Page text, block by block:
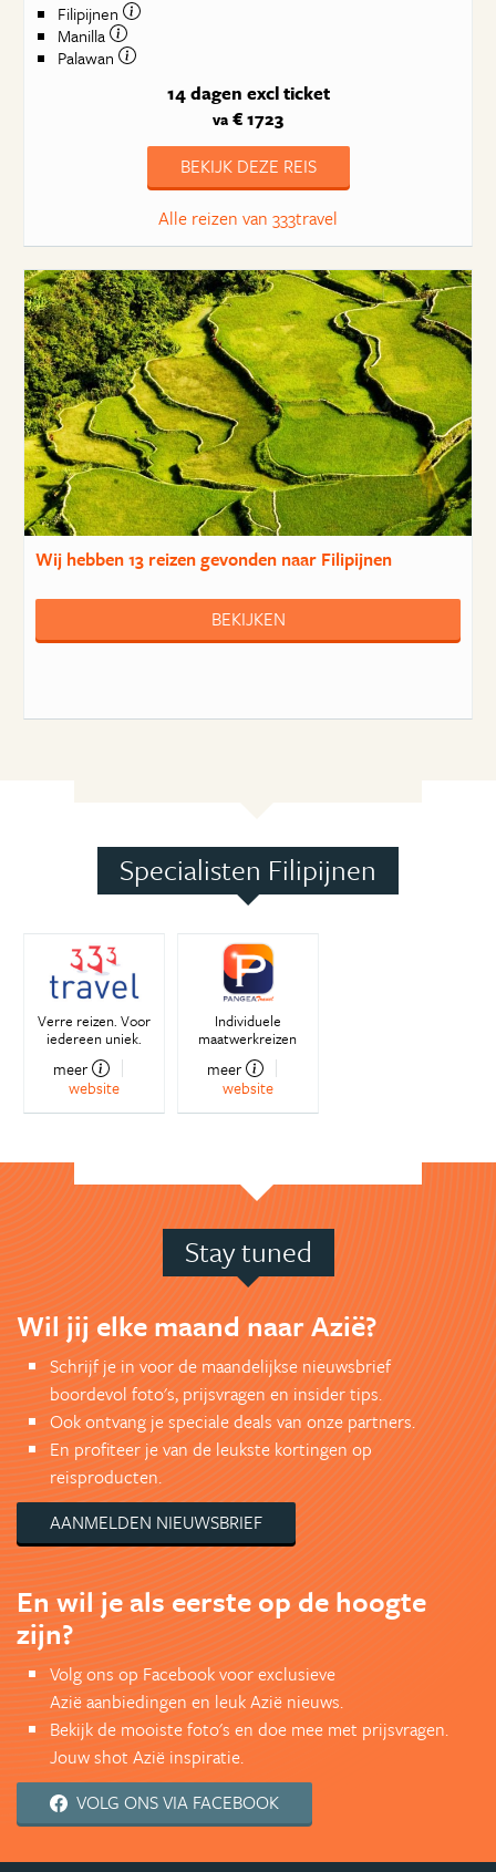
Filipijnen
Manilla
Palawan
14 dagen excl ticket
va € 1723
BEKIJK DEZE REIS
Alle reizen van 333travel
Wij hebben13 reizengevonden naar Filipijnen
BEKIJKEN
Specialisten Filipijnen
Verre reizen. Voor
iedereen uniek.
meer
website
Individuele
maatwerkreizen
meer
website
Stay tuned
Wil jij elke maand naar Azië?
Schrijf je in voor de maandelijkse nieuwsbrief
boordevol foto's, prijsvragen en insider tips.
Ook ontvang je speciale deals van onze partners.
En profiteer je van de leukste kortingen op
reisproducten.
AANMELDEN NIEUWSBRIEF
En wil je als eerste op de hoogte
zijn?
Volg ons op Facebook voor exclusieve
Azië aanbiedingen en leuk Azië nieuws.
Bekijk de mooiste foto's en doe mee met prijsvragen.
Jouw shot Azië inspiratie.
VOLG ONS VIA FACEBOOK